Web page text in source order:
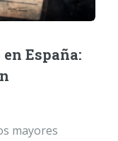
España:
mayores